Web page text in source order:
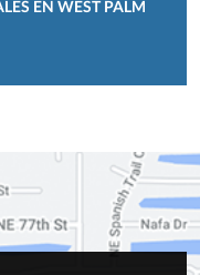
EN WEST PALM